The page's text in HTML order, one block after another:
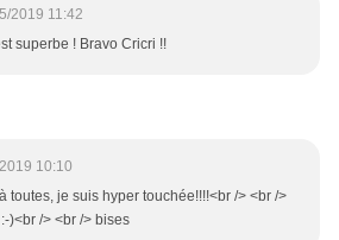
2019 11:42
superbe ! Bravo Cricri !!
10:10
toutes, je suis hyper touchée!!!!<br /> <br />
)<br /> <br /> bises